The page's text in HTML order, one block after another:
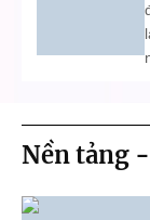
Nền tảng